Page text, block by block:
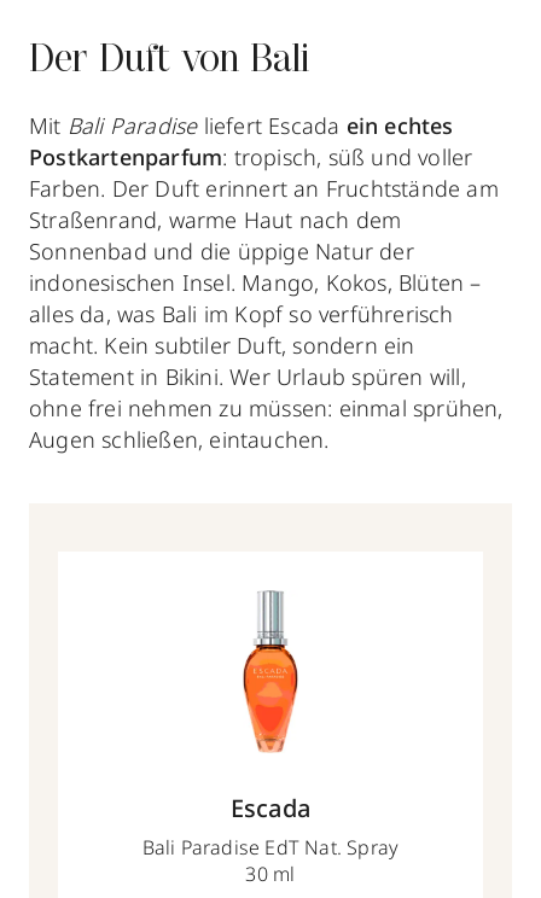
Der Duft von Bali
Mit Bali Paradiseliefert Escada ein echtes
Postkartenparfum: tropisch, süß und voller
Farben. Der Duft erinnert an Fruchtstände am
Straßenrand, warme Haut nach dem
Sonnenbad und die üppige Natur der
indonesischen Insel. Mango, Kokos, Blüten –
alles da, was Bali im Kopf so verführerisch
macht. Kein subtiler Duft, sondern ein
Statement in Bikini. Wer Urlaub spüren will,
ohne frei nehmen zu müssen: einmal sprühen,
Augen schließen, eintauchen.
Escada
Bali Paradise EdT Nat. Spray
30 ml